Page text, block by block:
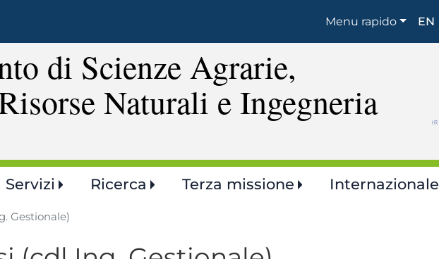
contenuto
principale
Shortcuts
Menu rapido EN
di Scienze Agrarie,
Naturali e Ingegneria
Servizi Ricerca Terza missione Internazionale
Gestionale)